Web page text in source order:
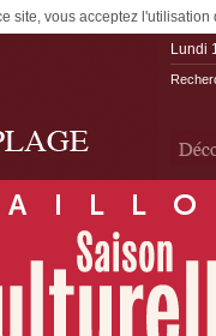
site, vous acceptez
Lundi